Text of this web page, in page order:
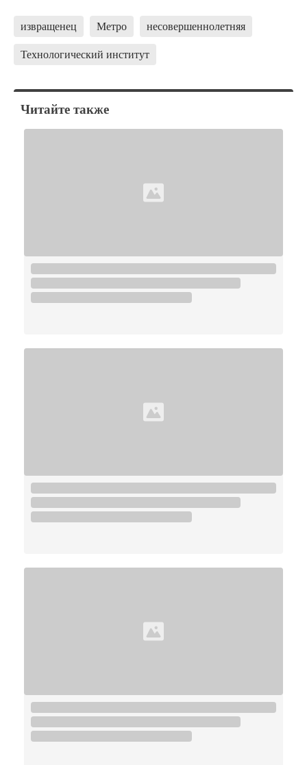
извращенец Метро
несовершеннолетняя
Технологический институт
Читайте также